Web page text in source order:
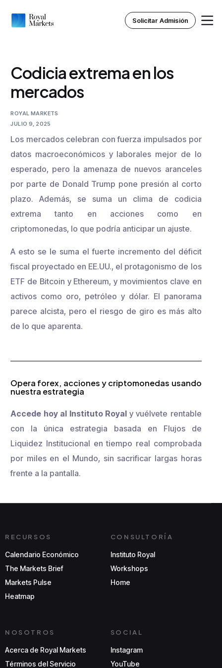
Solicitar Admisión
Codicia extrema en los
mercados
ROYAL MARKETS
JULIO 9, 2025
Los mercados celebran con fuerza impulsados por
datos macroeconómicos y laborales mejor de lo
esperado, pero la amenaza de nuevos aranceles
por parte de Donald Trump pone presión al corto
plazo. Además, se suma un clima de codicia
extrema tanto en acciones como en
criptomonedas, lo que podría anticipar un ajuste.
A esto se le suma el fuerte incremento del déficit
fiscal proyectado en EE.UU., el protagonismo de los
ETF de Bitcoin y Ethereum, y movimientos clave en
activos como oro, petróleo y dólar. El panorama
parece alcista, pero el riesgo de giro es más alto
de lo que aparenta.
Opera forex, acciones y criptomonedas usando
nuestra estrategia
Accede hoy al Instituto Royal y vuélvete rentable
con la única estrategia basada en Flujos de
Liquidez Institucional en tiempo real comprobada
por miles en el Mundo, sin sacrificar largas horas
frente a la pantalla.
RECURSOS
Calendario Económico
The Markets Brief
Markets Pulse
Heatmap
CONSULTORÍA
Instituto Royal
Workshops
Home
NOSOTROS
Acerca de Royal Markets
Términos del Servicio
SOCIAL
Instagram
YouTube
Inicio
Instituto Royal
Recursos